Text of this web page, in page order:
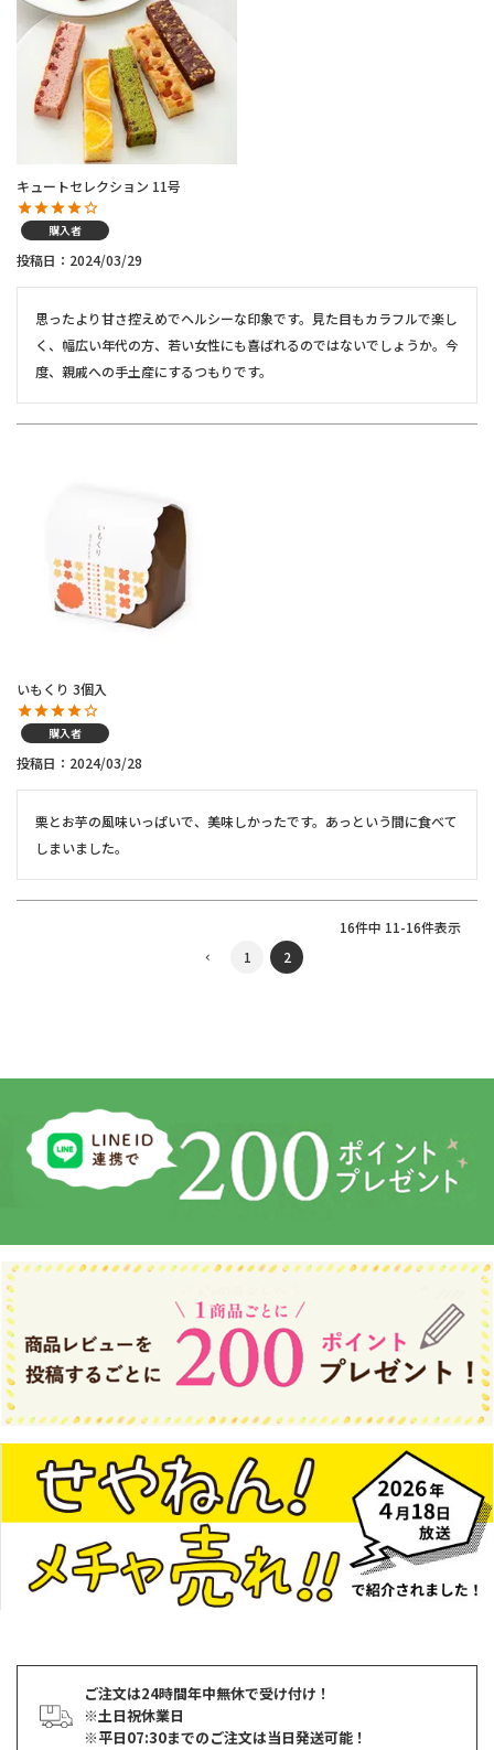
キュートセレクション 11号
購入者
投稿日 2024/03/29
思ったより甘さ控えめでヘルシーな印象です。見た目もカラフルで楽し
く、幅広い年代の方、若い女性にも喜ばれるのではないでしょうか。今
度、親戚への手土産にするつもりです。
いもくり 3個入
購入者
投稿日 2024/03/28
栗とお芋の風味いっぱいで、美味しかったです。あっという間に食べて
しまいました。
16件中 11-16件表示
1
2
ご注文は24時間年中無休で受け付け！
※土日祝休業日
※平日07:30までのご注文は当日発送可能！